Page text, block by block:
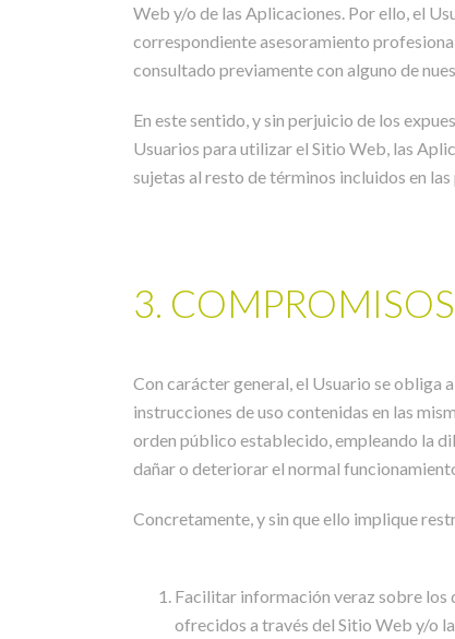
Web y/o de las Aplicaciones. Por ello, el
correspondiente asesoramiento
consultado previamente con alguno de
En este sentido, y sin perjuicio de los
Usuarios para utilizar el Sitio Web, las
sujetas al resto de términos incluidos en
3.
Con carácter general, el Usuario se obliga
instrucciones de uso contenidas en las
orden público establecido, empleando la
dañar o deteriorar el normal
Concretamente, y sin que ello implique
Facilitar información veraz sobre los
ofrecidos a través del Sitio Web y/o